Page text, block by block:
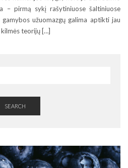
– pirmą sykį rašytiniuose šaltiniuose
užuomazgų galima aptikti jau
teorijų […]
SEARCH